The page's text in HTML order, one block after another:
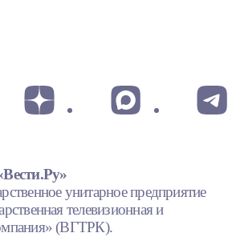
унитарное предприятие
телевизионная и
(ВГТРК).